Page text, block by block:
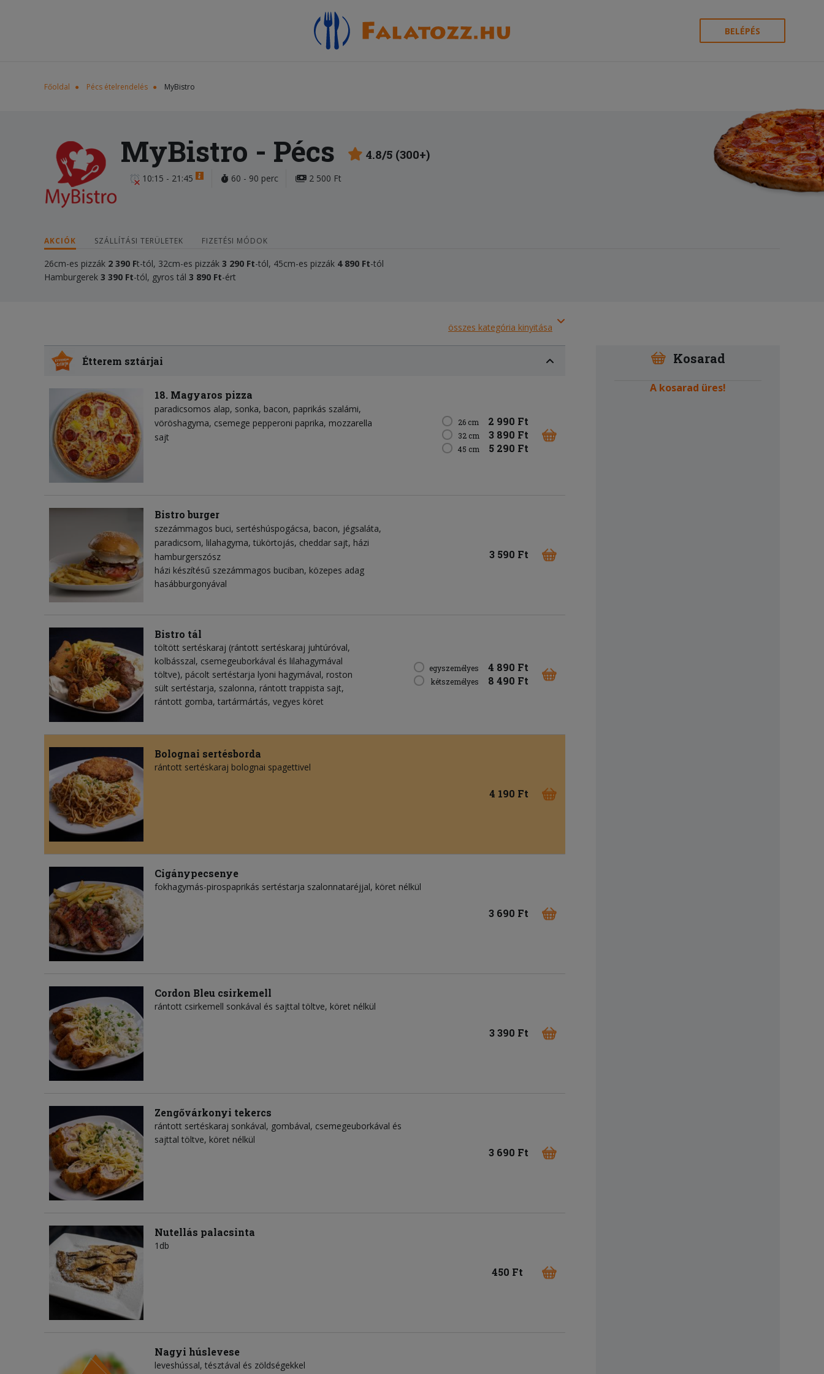
BELÉPÉS
Főoldal Pécs ételrendelés MyBistro
MyBistro - Pécs 4.8/5 (300+)
10:15 - 21:45 60 - 90 perc 2 500 Ft
AKCIÓK SZÁLLÍTÁSI TERÜLETEK FIZETÉSI MÓDOK
26cm-es pizzák 2 390 Ft-tól, 32cm-es pizzák 3 290 Ft-tól, 45cm-es pizzák 4 890 Ft-tól
Hamburgerek 3 390 Ft-tól, gyros tál 3 890 Ft-ért
összes kategória kinyitása
Étterem sztárjai
18. Magyaros pizza
paradicsomos alap sonka bacon paprikás szalámi
vöröshagyma csemege pepperoni paprika mozzarella
sajt
26 cm 2 990 Ft
32 cm 3 890 Ft
45 cm 5 290 Ft
Bistro burger
szezámmagos buci sertéshúspogácsa bacon jégsaláta
paradicsom lilahagyma tükörtojás cheddar sajt házi
hamburgerszósz
házi készítésű szezámmagos buciban, közepes adag
hasábburgonyával
3 590 Ft
Bistro tál
töltött sertéskaraj (rántott sertéskaraj juhtúróval,
kolbásszal, csemegeuborkával és lilahagymával
töltve), pácolt sertéstarja lyoni hagymával, roston
sült sertéstarja, szalonna, rántott trappista sajt,
rántott gomba, tartármártás, vegyes köret
egyszemélyes 4 890 Ft
kétszemélyes 8 490 Ft
Bolognai sertésborda
rántott sertéskaraj bolognai spagettivel
4 190 Ft
Cigánypecsenye
fokhagymás-pirospaprikás sertéstarja szalonnataréjjal, köret nélkül
3 690 Ft
Cordon Bleu csirkemell
rántott csirkemell sonkával és sajttal töltve, köret nélkül
3 390 Ft
Zengővárkonyi tekercs
rántott sertéskaraj sonkával, gombával, csemegeuborkával és
sajttal töltve, köret nélkül
3 690 Ft
Nutellás palacsinta
1db
450 Ft
Nagyi húslevese
leveshússal, tésztával és zöldségekkel
Kosarad
A kosarad üres!